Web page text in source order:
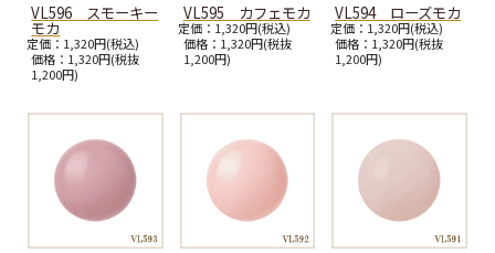
VL596 スモーキー
モカ
定価：1,320円(税込)
価格：1,320円(税抜
1,200円)
VL595 カフェモカ
定価：1,320円(税込)
価格：1,320円(税抜
1,200円)
VL594 ローズモカ
定価：1,320円(税込)
価格：1,320円(税抜
1,200円)